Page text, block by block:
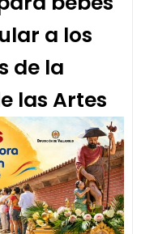
a los
de la
las Artes